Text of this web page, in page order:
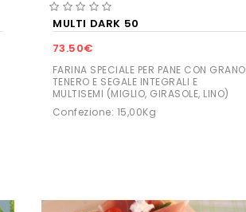
MULTI DARK 50
73.50€
FARINA SPECIALE PER PANE CON GRANO
TENERO E SEGALE INTEGRALI E
MULTISEMI (MIGLIO, GIRASOLE, LINO)
Confezione: 15,00Kg